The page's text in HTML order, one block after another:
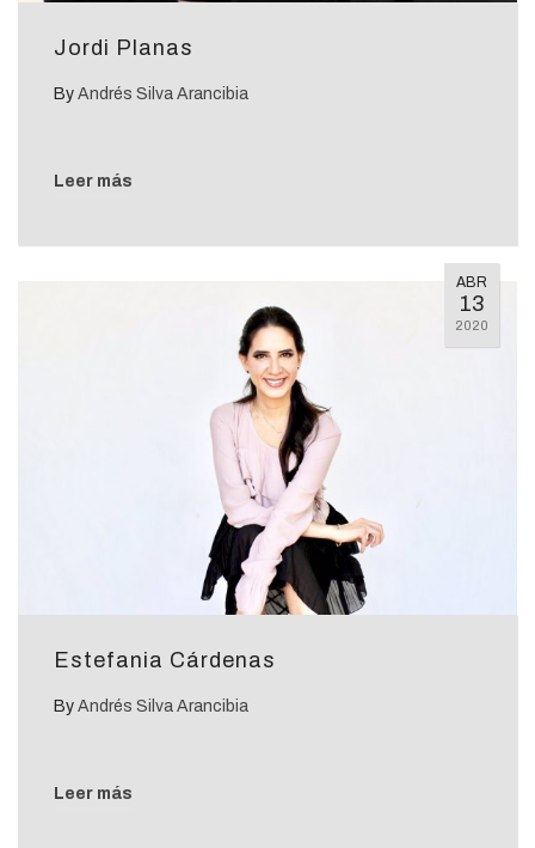
Jordi Planas
By Andrés Silva Arancibia
Leer más
ABR
13
2020
Estefania Cárdenas
By Andrés Silva Arancibia
Leer más